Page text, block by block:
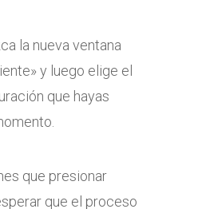
la nueva ventana
y luego elige el
que hayas
que presionar
que el proceso